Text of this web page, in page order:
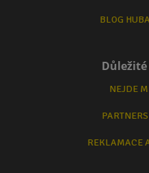
BLOG
NEJDE
REKLAMACE